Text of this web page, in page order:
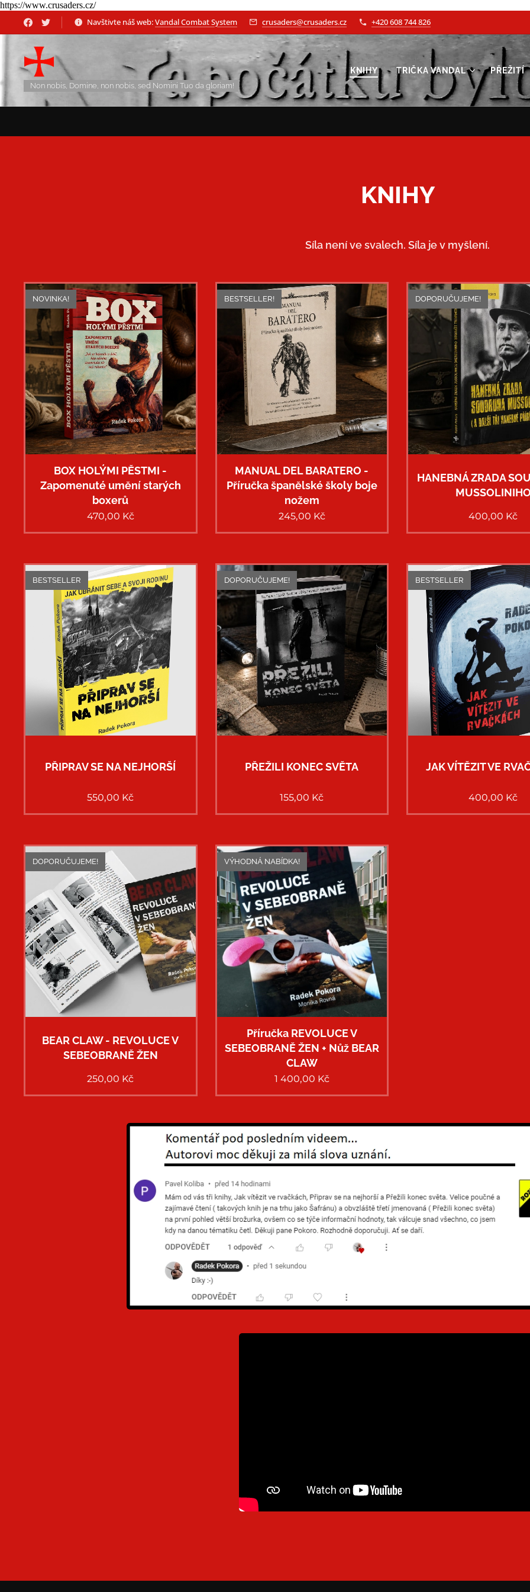
https://www.crusaders.cz/
Navštivte náš web:Vandal Combat System crusaders@crusaders.cz +420 608 744 826
Non nobis, Domine, non nobis, sed Nomini Tuo da gloriam!
KNIHY TRIČKA VANDAL PŘEŽITÍ
KNIHY
Síla není ve svalech. Síla je v myšlení.
BOX HOLÝMI PĚSTMI -
Zapomenuté umění starých
boxerů
NOVINKA!
470,00 Kč
MANUAL DEL BARATERO -
Příručka španělské školy boje
nožem
BESTSELLER!
245,00 Kč
HANEBNÁ ZRADA
MUSSOLINIHO
DOPORUČUJEME!
400,00 Kč
PŘIPRAV SE NA NEJHORŠÍ
BESTSELLER
550,00 Kč
PŘEŽILI KONEC SVĚTA
DOPORUČUJEME!
155,00 Kč
JAK VÍTĚZIT VE
BESTSELLER
400,00 Kč
BEAR CLAW - REVOLUCE V
SEBEOBRANĚ ŽEN
DOPORUČUJEME!
250,00 Kč
Příručka REVOLUCE V
SEBEOBRANĚ ŽEN + Nůž BEAR
CLAW
VÝHODNÁ NABÍDKA!
1 400,00 Kč